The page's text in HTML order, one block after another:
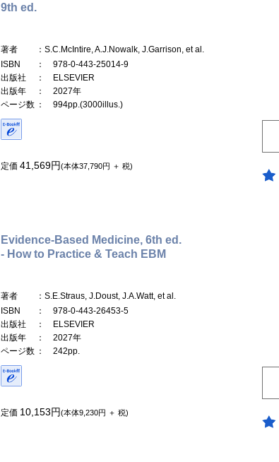
9th ed.
著者
：S.C.McIntire, A.J.Nowalk, J.Garrison, et al.
ISBN
： 978-0-443-25014-9
出版社
： ELSEVIER
出版年
： 2027年
ページ数 ： 994pp.(3000illus.)
定価 41,569円(本体37,790円 ＋ 税)
Evidence-Based Medicine, 6th ed.
- How to Practice & Teach EBM
著者
：S.E.Straus, J.Doust, J.A.Watt, et al.
ISBN
： 978-0-443-26453-5
出版社
： ELSEVIER
出版年
： 2027年
ページ数 ： 242pp.
定価 10,153円(本体9,230円 ＋ 税)